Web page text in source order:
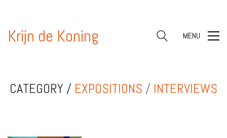
Krijn de Koning MENU
CATEGORY / EXPOSITIONS / INTERVIEWS